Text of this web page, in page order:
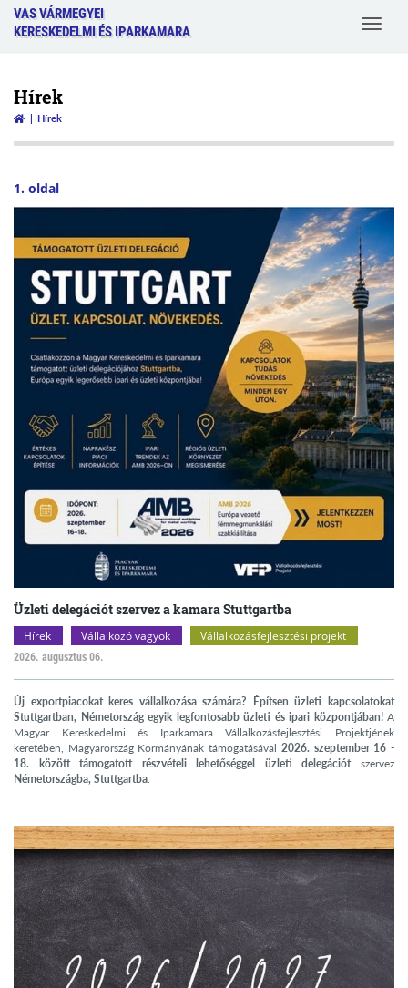
VAS VÁRMEGYEI
KERESKEDELMI ÉS IPARKAMARA
Toggle
Hírek
Hírek
1. oldal
Üzleti delegációt szervez a kamara Stuttgartba
Hírek Vállalkozó vagyok Vállalkozásfejlesztési projekt
2026. augusztus 06.
Új exportpiacokat keres vállalkozása számára? Építsen üzleti kapcsolatokat
Stuttgartban, Németország egyik legfontosabb üzleti és ipari központjában! A
Magyar Kereskedelmi és Iparkamara Vállalkozásfejlesztési Projektjének
keretében, Magyarország Kormányának támogatásával 2026. szeptember 16 -
18. között támogatott részvételi lehetőséggel üzleti delegációtszervez
Németországba, Stuttgartba.